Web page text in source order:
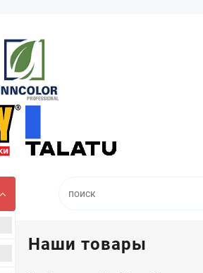
Наши товары